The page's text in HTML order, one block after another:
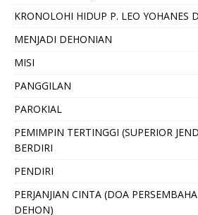
KRONOLOHI HIDUP P. LEO YOHANES
MENJADI DEHONIAN
MISI
PANGGILAN
PAROKIAL
PEMIMPIN TERTINGGI (SUPERIOR
BERDIRI
PENDIRI
PERJANJIAN CINTA (DOA
DEHON)